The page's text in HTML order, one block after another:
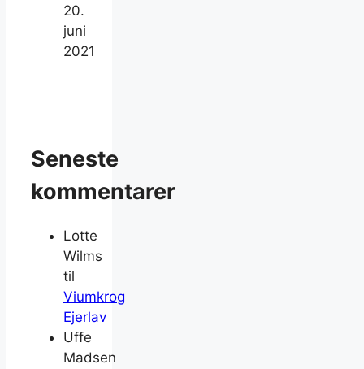
20.
juni
2021
Seneste
kommentarer
Lotte
Wilms
til
Viumkrog
Ejerlav
Uffe
Madsen